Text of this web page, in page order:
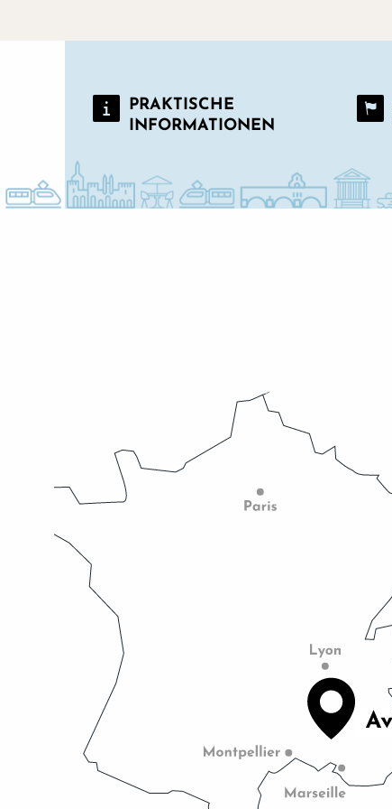
PRAKTISCHE
INFORMATIONEN